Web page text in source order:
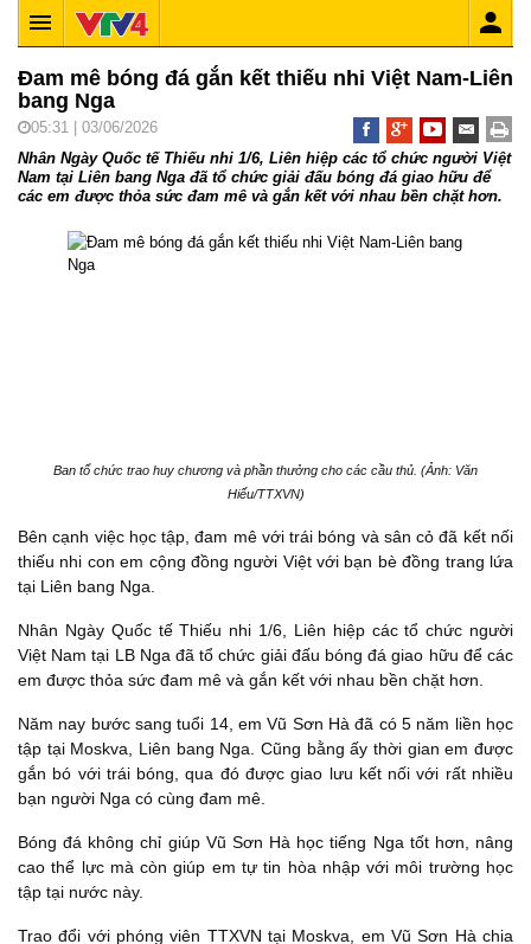
Đam mê bóng đá gắn kết thiếu nhi Việt Nam-Liên
bang Nga
05:31 | 03/06/2026
Nhân Ngày Quốc tế Thiếu nhi 1/6, Liên hiệp các tổ chức người Việt
Nam tại Liên bang Nga đã tổ chức giải đấu bóng đá giao hữu để
các em được thỏa sức đam mê và gắn kết với nhau bền chặt hơn.
Ban tổ chức trao huy chương và phần thưởng cho các cầu thủ. (Ảnh: Văn
Hiếu/TTXVN)
Bên cạnh việc học tập, đam mê với trái bóng và sân cỏ đã kết nối
thiếu nhi con em cộng đồng người Việt với bạn bè đồng trang lứa
tại Liên bang Nga.
Nhân Ngày Quốc tế Thiếu nhi 1/6, Liên hiệp các tổ chức người
Việt Nam tại LB Nga đã tổ chức giải đấu bóng đá giao hữu để các
em được thỏa sức đam mê và gắn kết với nhau bền chặt hơn.
Năm nay bước sang tuổi 14, em Vũ Sơn Hà đã có 5 năm liền học
tập tại Moskva, Liên bang Nga. Cũng bằng ấy thời gian em được
gắn bó với trái bóng, qua đó được giao lưu kết nối với rất nhiều
bạn người Nga có cùng đam mê.
Bóng đá không chỉ giúp Vũ Sơn Hà học tiếng Nga tốt hơn, nâng
cao thể lực mà còn giúp em tự tin hòa nhập với môi trường học
tập tại nước này.
Trao đổi với phóng viên TTXVN tại Moskva, em Vũ Sơn Hà chia